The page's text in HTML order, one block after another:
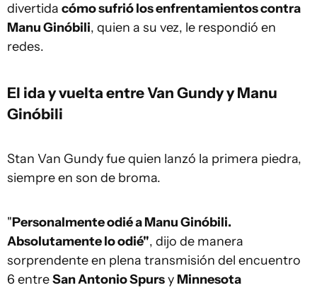
divertida cómo sufrió los enfrentamientos contra
Manu Ginóbili, quien a su vez, le respondió en
redes.
El ida y vuelta entre Van Gundy y Manu
Ginóbili
Stan Van Gundy fue quien lanzó la primera piedra,
siempre en son de broma.
"Personalmente odié a Manu Ginóbili.
Absolutamente lo odié", dijo de manera
sorprendente en plena transmisión del encuentro
6 entreSan Antonio Spursy Minnesota